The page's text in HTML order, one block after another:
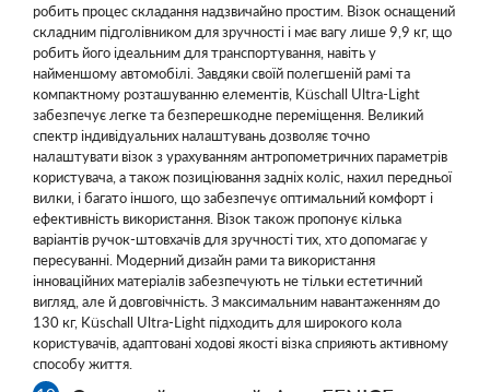
робить процес складання надзвичайно простим. Візок оснащений
складним підголівником для зручності і має вагу лише 9,9 кг, що
робить його ідеальним для транспортування, навіть у
найменшому автомобілі. Завдяки своїй полегшеній рамі та
компактному розташуванню елементів, Küschall Ultra-Light
забезпечує легке та безперешкодне переміщення. Великий
спектр індивідуальних налаштувань дозволяє точно
налаштувати візок з урахуванням антропометричних параметрів
користувача, а також позиціювання задніх коліс, нахил передньої
вилки, і багато іншого, що забезпечує оптимальний комфорт і
ефективність використання. Візок також пропонує кілька
варіантів ручок-штовхачів для зручності тих, хто допомагає у
пересуванні. Модерний дизайн рами та використання
інноваційних матеріалів забезпечують не тільки естетичний
вигляд, але й довговічність. З максимальним навантаженням до
130 кг, Küschall Ultra-Light підходить для широкого кола
користувачів, адаптовані ходові якості візка сприяють активному
способу життя.